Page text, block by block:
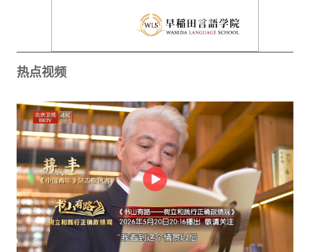
热点视频